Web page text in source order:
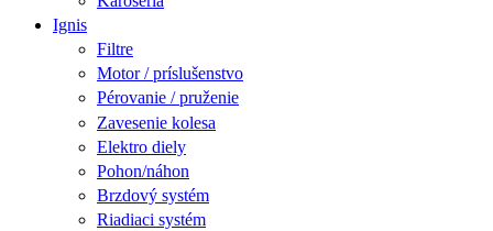
Ignis
Filtre
Motor / príslušenstvo
Pérovanie / pruženie
Zavesenie kolesa
Elektro diely
Pohon/náhon
Brzdový systém
Riadiaci systém